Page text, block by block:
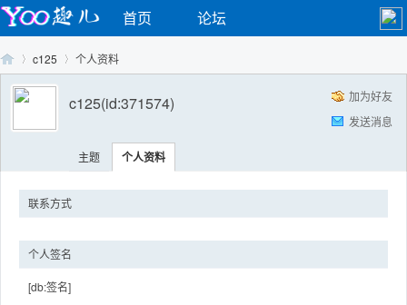
首页 论坛
Yo›
c125 个人资料
加为好友
发送消息
c125(id:371574)
主题 个人资料
联系方式
个人签名
[db:签名]